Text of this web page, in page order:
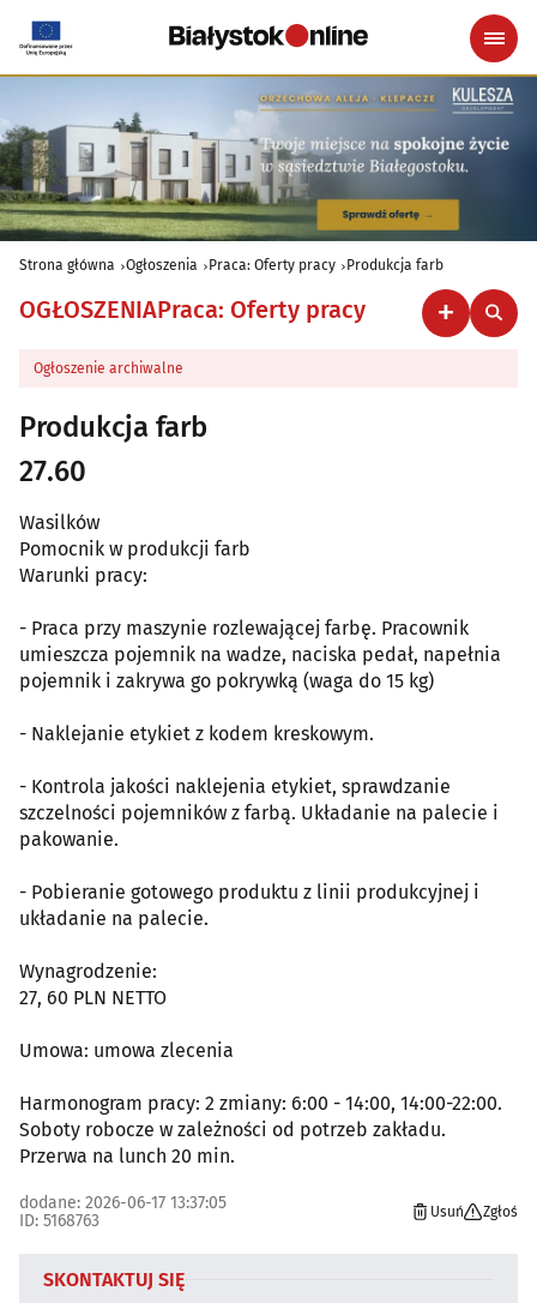
Strona główna Ogłoszenia Praca: Oferty pracy Produkcja farb
OGŁOSZENIAPraca: Oferty pracy
Ogłoszenie archiwalne
Produkcja farb
27.60
Wasilków
Pomocnik w produkcji farb
Warunki pracy:
- Praca przy maszynie rozlewającej farbę. Pracownik
umieszcza pojemnik na wadze, naciska pedał, napełnia
pojemnik i zakrywa go pokrywką (waga do 15 kg)
- Naklejanie etykiet z kodem kreskowym.
- Kontrola jakości naklejenia etykiet, sprawdzanie
szczelności pojemników z farbą. Układanie na palecie i
pakowanie.
- Pobieranie gotowego produktu z linii produkcyjnej i
układanie na palecie.
Wynagrodzenie:
27, 60 PLN NETTO
Umowa: umowa zlecenia
Harmonogram pracy: 2 zmiany: 6:00 - 14:00, 14:00-22:00.
Soboty robocze w zależności od potrzeb zakładu.
Przerwa na lunch 20 min.
dodane: 2026-06-17 13:37:05
ID: 5168763
Usuń Zgłoś
SKONTAKTUJ SIĘ